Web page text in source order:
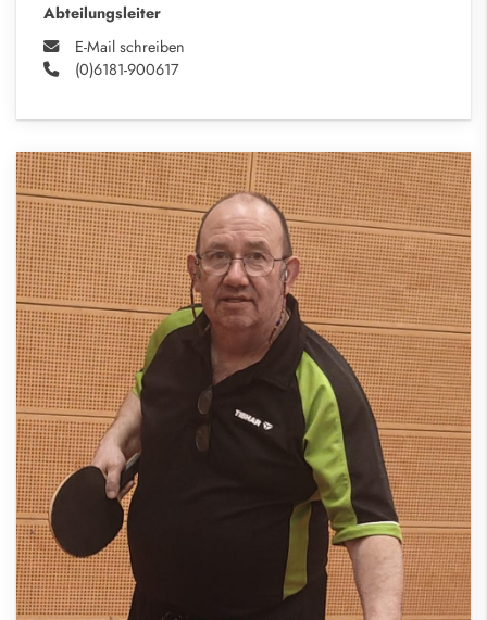
Abteilungsleiter
E-Mail schreiben
(0)6181-900617